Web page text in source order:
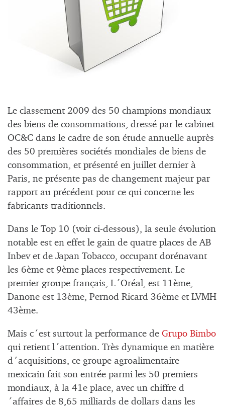
Le classement 2009 des 50 champions mondiaux
des biens de consommations, dressé par le cabinet
OC&C dans le cadre de son étude annuelle auprès
des 50 premières sociétés mondiales de biens de
consommation, et présenté en juillet dernier à
Paris, ne présente pas de changement majeur par
rapport au précédent pour ce qui concerne les
fabricants traditionnels.
Dans le Top 10 (voir ci-dessous), la seule évolution
notable est en effet le gain de quatre places de AB
Inbev et de Japan Tobacco, occupant dorénavant
les 6ème et 9ème places respectivement. Le
premier groupe français, L´Oréal, est 11ème,
Danone est 13ème, Pernod Ricard 36ème et LVMH
43ème.
Mais c´est surtout la performance de Grupo Bimbo
qui retient l´attention. Très dynamique en matière
d´acquisitions, ce groupe agroalimentaire
mexicain fait son entrée parmi les 50 premiers
mondiaux, à la 41e place, avec un chiffre d
´affaires de 8,65 milliards de dollars dans les